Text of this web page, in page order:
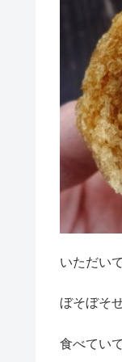
いただい
ぼそぼそ
食べてい